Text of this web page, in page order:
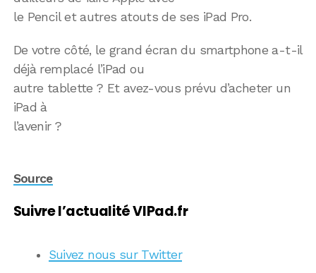
le Pencil et autres atouts de ses iPad Pro.
De votre côté, le grand écran du smartphone a-t-il
déjà remplacé l’iPad ou
autre tablette ? Et avez-vous prévu d’acheter un
iPad à
l’avenir ?
Source
Suivre l’actualité VIPad.fr
Suivez nous sur Twitter